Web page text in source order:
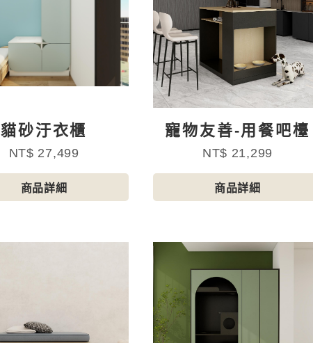
貓砂汙衣櫃
NT$ 27,499
商品詳細
寵物友善-用餐吧檯
NT$ 21,299
商品詳細